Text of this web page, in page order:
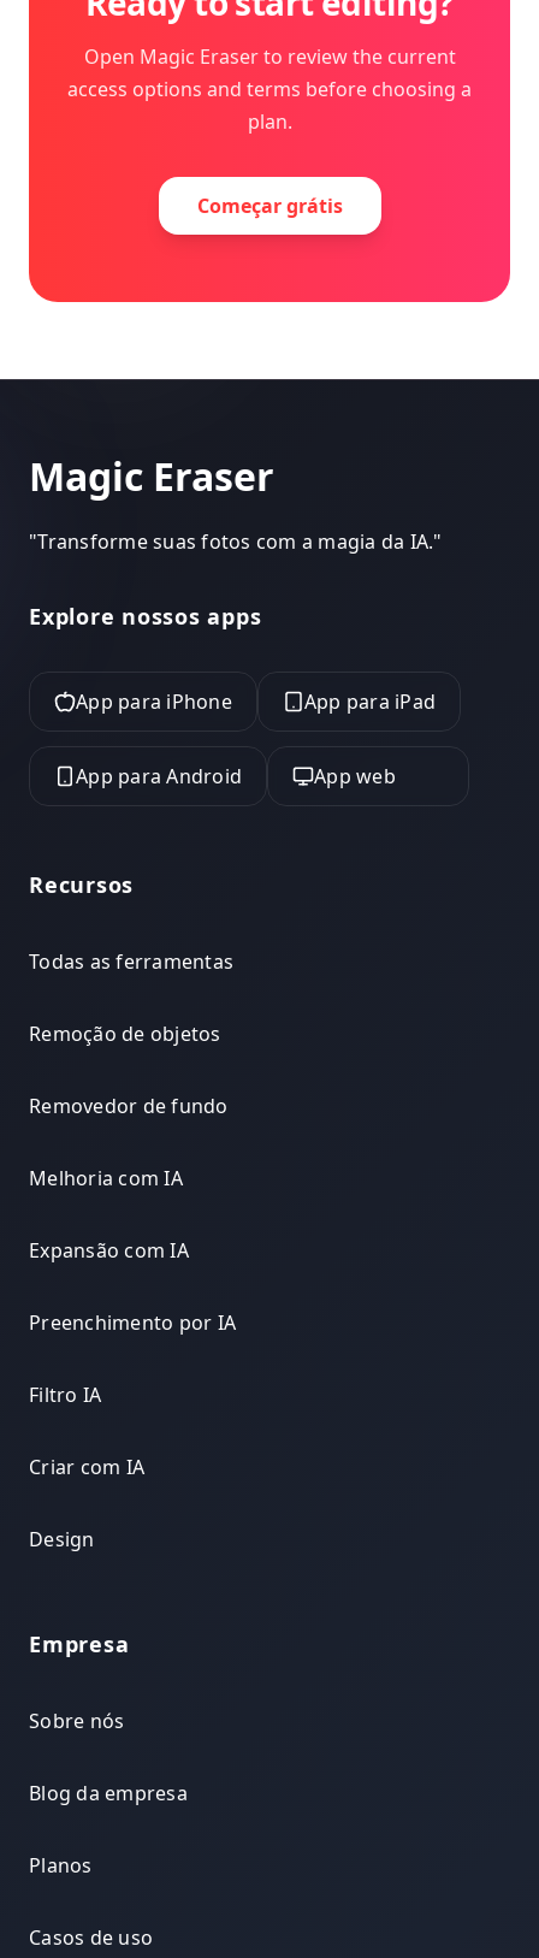
Open Magic Eraser to review the current
access options and terms before choosing a
plan.
Começar grátis
Magic Eraser
"Transforme suas fotos com a magia da IA."
Explore nossos apps
App para iPhone App para iPad
App para Android App web
Recursos
Todas as ferramentas
Remoção de objetos
Removedor de fundo
Melhoria com IA
Expansão com IA
Preenchimento por IA
Filtro IA
Criar com IA
Design
Empresa
Sobre nós
Blog da empresa
Planos
Casos de uso